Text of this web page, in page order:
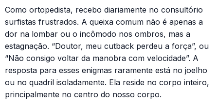
Como ortopedista, recebo diariamente no consultório
surfistas frustrados. A queixa comum não é apenas a
dor na lombar ou o incômodo nos ombros, mas a
estagnação. “Doutor, meu cutback perdeu a força”, ou
“Não consigo voltar da manobra com velocidade”. A
resposta para esses enigmas raramente está no joelho
ou no quadril isoladamente. Ela reside no corpo inteiro,
principalmente no centro do nosso corpo.